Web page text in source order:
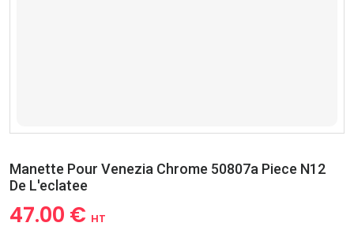
Manette Pour Venezia Chrome 50807a Piece N12
De L'eclatee
47.00 € HT